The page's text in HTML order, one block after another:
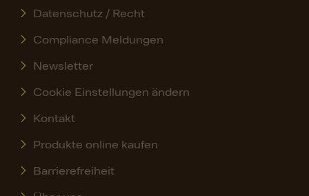
Datenschutz / Recht
Compliance Meldungen
Newsletter
Cookie Einstellungen ändern
Kontakt
Produkte online kaufen
Barrierefreiheit